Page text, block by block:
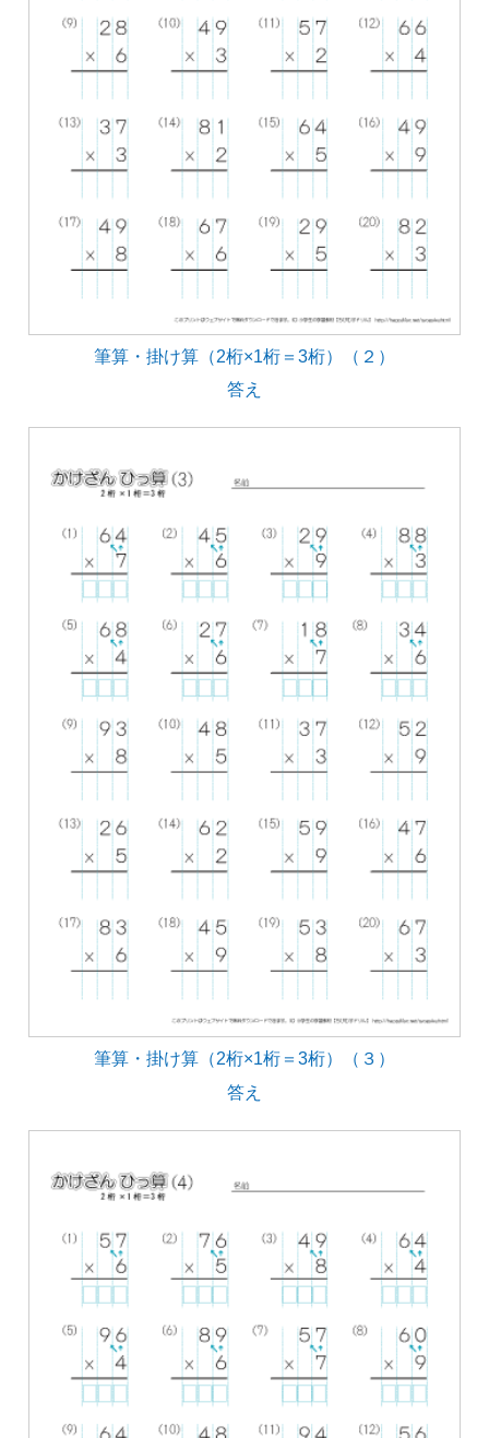
筆算・掛け算（2桁×1桁＝3桁）（２）
答え
筆算・掛け算（2桁×1桁＝3桁）（３）
答え